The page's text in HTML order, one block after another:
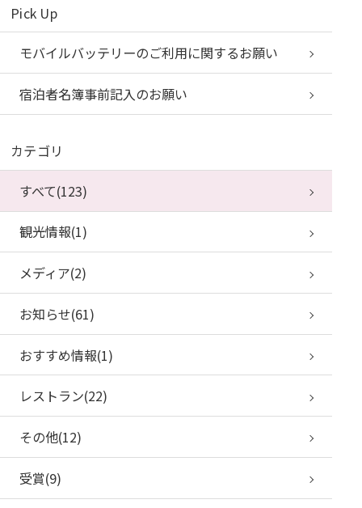
Pick Up
モバイルバッテリーのご利用に関するお願い
宿泊者名簿事前記入のお願い
カテゴリ
すべて(123)
観光情報(1)
メディア(2)
お知らせ(61)
おすすめ情報(1)
レストラン(22)
その他(12)
受賞(9)